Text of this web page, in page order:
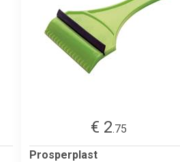
€ 2.75
Prosperplast